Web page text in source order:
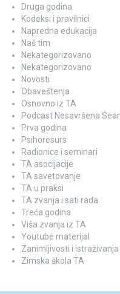
Druga godina
Kodeksi i pravilnici
Napredna edukacija
Naš tim
Nekategorizovano
Nekategorizovano
Novosti
Obaveštenja
Osnovno iz TA
Podcast Nesavršena
Prva godina
Psihoresurs
Radionice i seminari
TA asocijacije
TA savetovanje
TA u praksi
TA zvanja i sati rada
Treća godina
Viša zvanja iz TA
Youtube materijal
Zanimljivosti i istraživanja
Zimska škola TA